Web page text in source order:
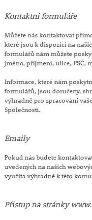
Kontaktní formuláře
Můžete nás kontaktovat
které jsou k dispozici na
formulářů nám můžete
jméno, příjmení, ulice, PSČ,
Informace, které nám
formulářů, jsou doručeny,
výhradně pro zpracování
Společností.
Emaily
Pokud nás budete
uvedených na našich
využita výhradně k této
Přístup na stránky